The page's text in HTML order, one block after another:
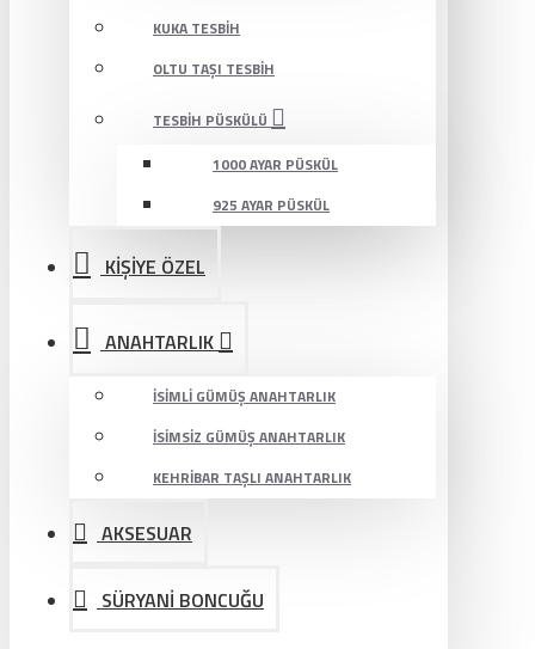
KUKA TESBIH
OLTU TAŞI TESBIH
TESBIH PÜSKÜLÜ
1000 AYAR PÜSKÜL
925 AYAR PÜSKÜL
KİŞİYE ÖZEL
ANAHTARLIK
İSIMLI GÜMÜŞ ANAHTARLIK
İSIMSIZ GÜMÜŞ ANAHTARLIK
KEHRIBAR TAŞLI ANAHTARLIK
AKSESUAR
SÜRYANİ BONCUĞU